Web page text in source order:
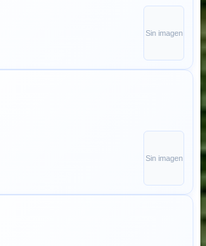
Sin imagen
Sin imagen